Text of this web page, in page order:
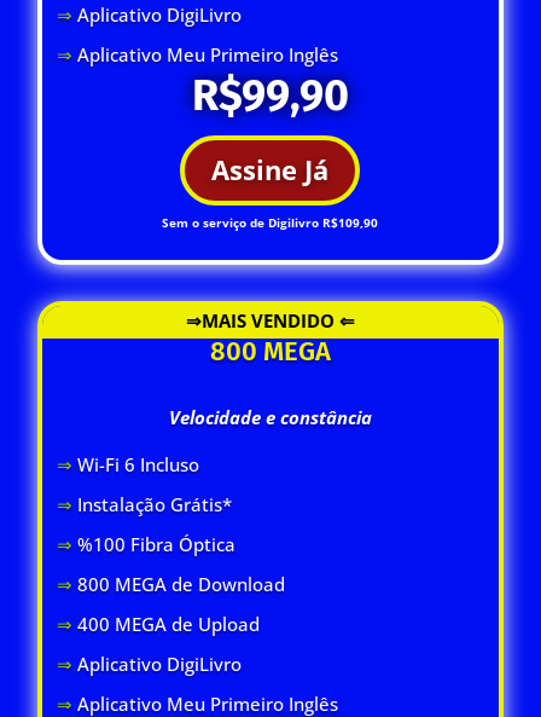
⇒Aplicativo DigiLivro
⇒Aplicativo Meu Primeiro Inglês
R$99,90
Assine Já
Sem o serviço de Digilivro R$109,90
⇒MAIS VENDIDO ⇐
800 MEGA
Velocidade e constância
⇒ Wi-Fi 6 Incluso
⇒ Instalação Grátis*
⇒ %100 Fibra Óptica
⇒ 800 MEGA de Download
⇒400 MEGA de Upload
⇒Aplicativo DigiLivro
⇒Aplicativo Meu Primeiro Inglês